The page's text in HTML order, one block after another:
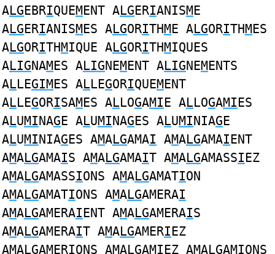
ALGEBRIQUEMENT ALGERIANISME
ALGERIANISMES ALGORITHME ALGORITHMES
ALGORITHMIQUE ALGORITHMIQUES
ALIGNAMES ALIGNEMENT ALIGNEMENTS
ALLEGIMES ALLEGORIQUEMENT
ALLEGORISAMES ALLOGAMIE ALLOGAMIES
ALUMINAGE ALUMINAGES ALUMINIAGE
ALUMINIAGES AMALGAMAI AMALGAMAIENT
AMALGAMAIS AMALGAMAIT AMALGAMASSIEZ
AMALGAMASSIONS AMALGAMATION
AMALGAMATIONS AMALGAMERAI
AMALGAMERAIENT AMALGAMERAIS
AMALGAMERAIT AMALGAMERIEZ
AMALGAMERIONS AMALGAMIEZ AMALGAMIONS